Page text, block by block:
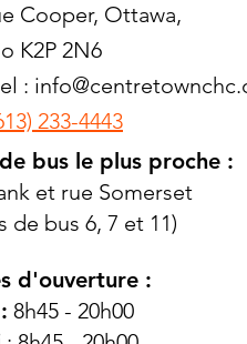
Cooper, Ottawa,
K2P 2N6
:
233-4443
bus le plus proche :
et rue Somerset
de bus 6, 7 et 11)
d'ouverture :
8h45 - 20h00